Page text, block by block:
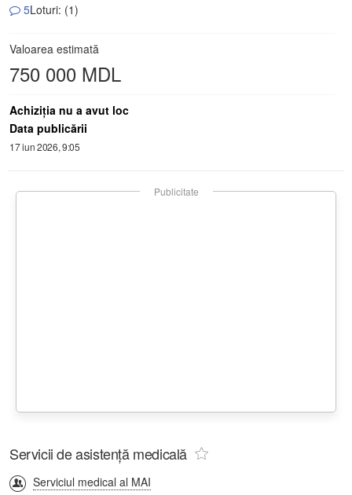
5Loturi: (1)
Valoarea estimată
750 000 MDL
Achiziţia nu a avut loc
Data publicării
17 iun 2026, 9:05
Publicitate
Servicii de asistență medicală
Serviciul medical al MAI